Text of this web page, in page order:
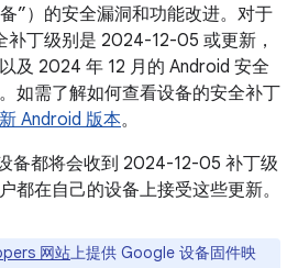
”）的安全漏洞和功能改进。对于
丁级别是 2024-12-05 或更新，
及 2024 年 12 月的 Android 安全
如需了解如何查看设备的安全补丁
Android 版本。
备都将会收到 2024-12-05 补丁级
都在自己的设备上接受这些更新。
网站上提供 Google 设备固件映